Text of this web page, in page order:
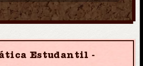
Estudantil -